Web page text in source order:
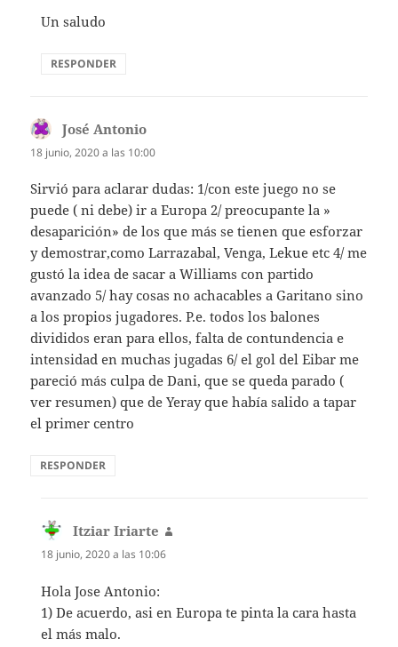
Un saludo
RESPONDER
José Antonio
18 junio, 2020 a las 10:00
Sirvió para aclarar dudas: 1/con este juego no se
puede ( ni debe) ir a Europa 2/ preocupante la »
desaparición» de los que más se tienen que esforzar
y demostrar,como Larrazabal, Venga, Lekue etc 4/ me
gustó la idea de sacar a Williams con partido
avanzado 5/ hay cosas no achacables a Garitano sino
a los propios jugadores. P.e. todos los balones
divididos eran para ellos, falta de contundencia e
intensidad en muchas jugadas 6/ el gol del Eibar me
pareció más culpa de Dani, que se queda parado (
ver resumen) que de Yeray que había salido a tapar
el primer centro
RESPONDER
Itziar Iriarte
18 junio, 2020 a las 10:06
Hola Jose Antonio:
1) De acuerdo, asi en Europa te pinta la cara hasta
el más malo.